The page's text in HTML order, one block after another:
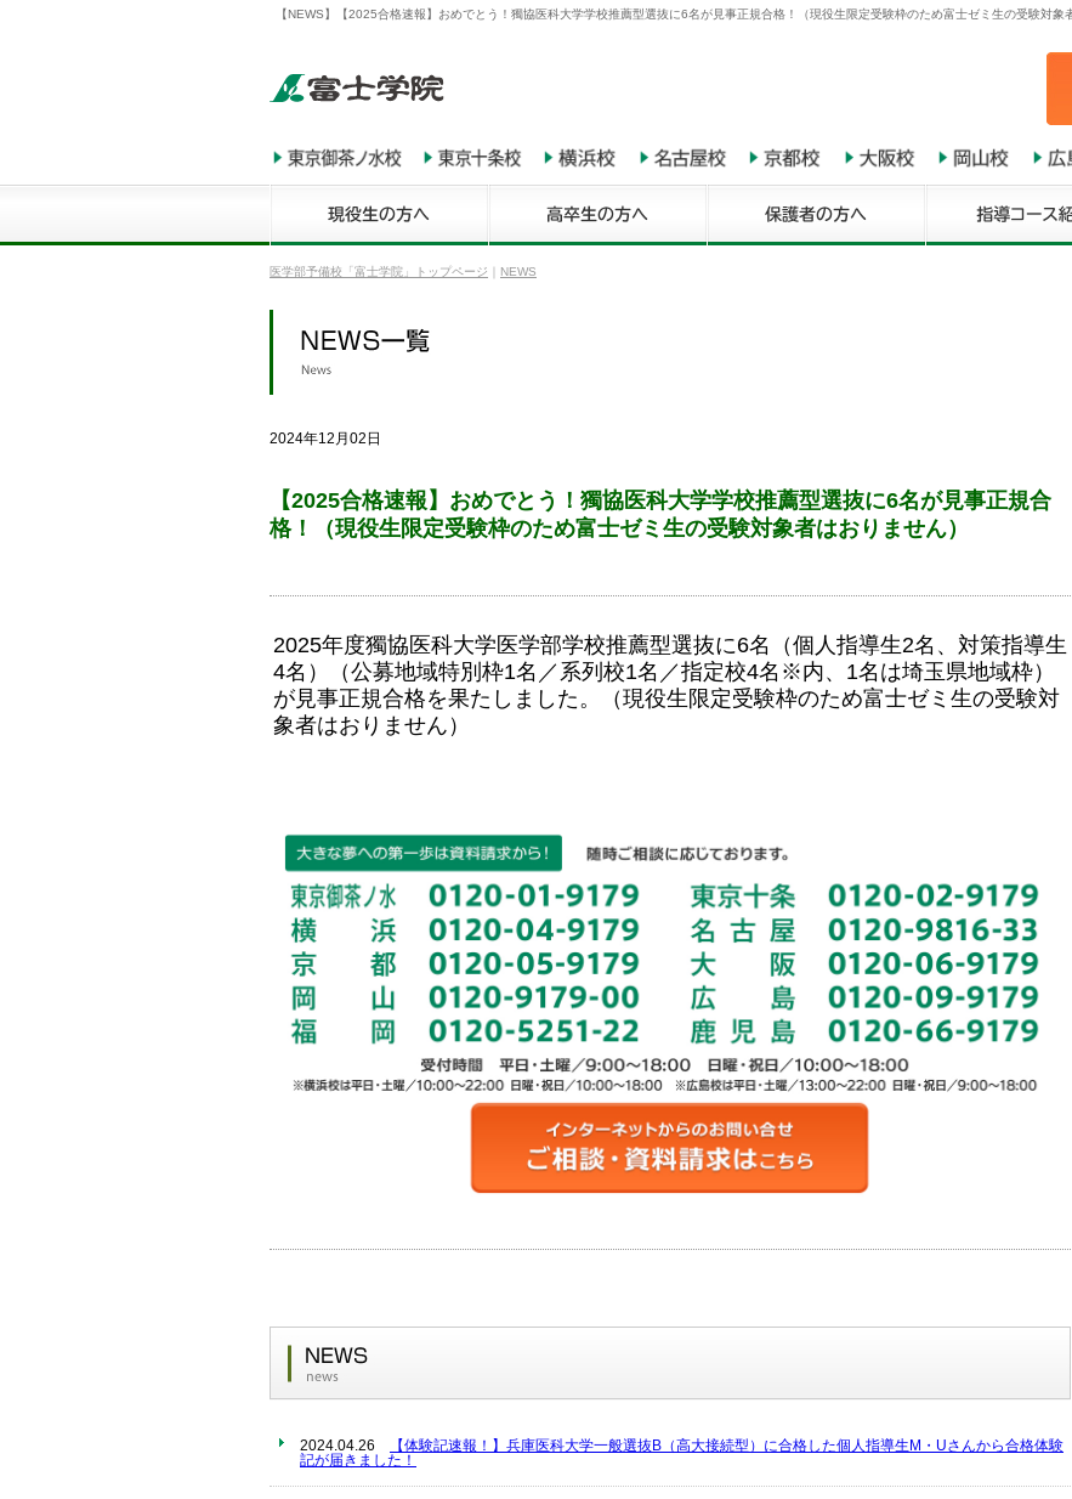
【NEWS】【2025合格速報】おめでとう！獨協医科大学学校推薦型選抜に6名が見事正規合格！（現役生限定受験枠のため富士ゼミ生の受験対象
医学部予備校「富士学院」トップページ NEWS
2024年12月02日
【2025合格速報】おめでとう！獨協医科大学学校推薦型選抜に6名が見事正規合
格！（現役生限定受験枠のため富士ゼミ生の受験対象者はおりません）
2025年度獨協医科大学医学部学校推薦型選抜に6名（個人指導生2名、対策指導生
4名）（公募地域特別枠1名／系列校1名／指定校4名※内、1名は埼玉県地域枠）
が見事正規合格を果たしました。（現役生限定受験枠のため富士ゼミ生の受験対
象者はおりません）
2024.04.26
【体験記速報！】兵庫医科大学一般選抜B（高大接続型）に合格した個人指導生M・Uさんから合格体験
記が届きました！